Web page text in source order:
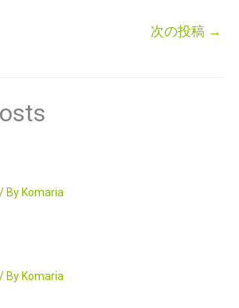
次の投稿 →
/ By Komaria
/ By Komaria